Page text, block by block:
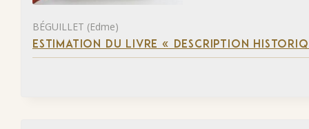
BÉGUILLET (Edme)
ESTIMATION DU LIVRE « DESCRIPTION